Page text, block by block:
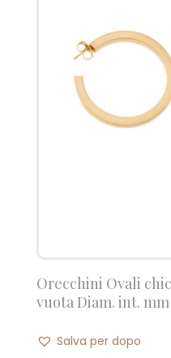
Orecchini Ovali
vuota Diam. int. mm
Salva per dopo